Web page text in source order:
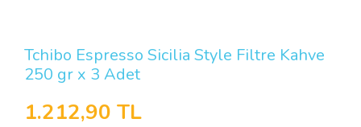
Tchibo Espresso Sicilia Style Filtre Kahve
250 gr x 3 Adet
1.212,90 TL